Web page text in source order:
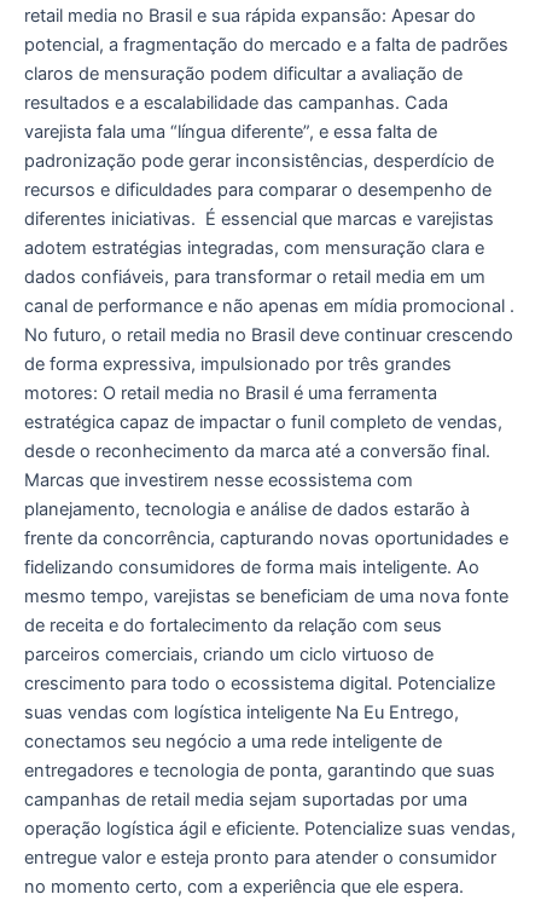
retail media no Brasil e sua rápida expansão: Apesar do
potencial, a fragmentação do mercado e a falta de padrões
claros de mensuração podem dificultar a avaliação de
resultados e a escalabilidade das campanhas. Cada
varejista fala uma “língua diferente”, e essa falta de
padronização pode gerar inconsistências, desperdício de
recursos e dificuldades para comparar o desempenho de
diferentes iniciativas. É essencial que marcas e varejistas
adotem estratégias integradas, com mensuração clara e
dados confiáveis, para transformar o retail media em um
canal de performance e não apenas em mídia promocional .
No futuro, o retail media no Brasil deve continuar crescendo
de forma expressiva, impulsionado por três grandes
motores: O retail media no Brasil é uma ferramenta
estratégica capaz de impactar o funil completo de vendas,
desde o reconhecimento da marca até a conversão final.
Marcas que investirem nesse ecossistema com
planejamento, tecnologia e análise de dados estarão à
frente da concorrência, capturando novas oportunidades e
fidelizando consumidores de forma mais inteligente. Ao
mesmo tempo, varejistas se beneficiam de uma nova fonte
de receita e do fortalecimento da relação com seus
parceiros comerciais, criando um ciclo virtuoso de
crescimento para todo o ecossistema digital. Potencialize
suas vendas com logística inteligente Na Eu Entrego,
conectamos seu negócio a uma rede inteligente de
entregadores e tecnologia de ponta, garantindo que suas
campanhas de retail media sejam suportadas por uma
operação logística ágil e eficiente. Potencialize suas vendas,
entregue valor e esteja pronto para atender o consumidor
no momento certo, com a experiência que ele espera.